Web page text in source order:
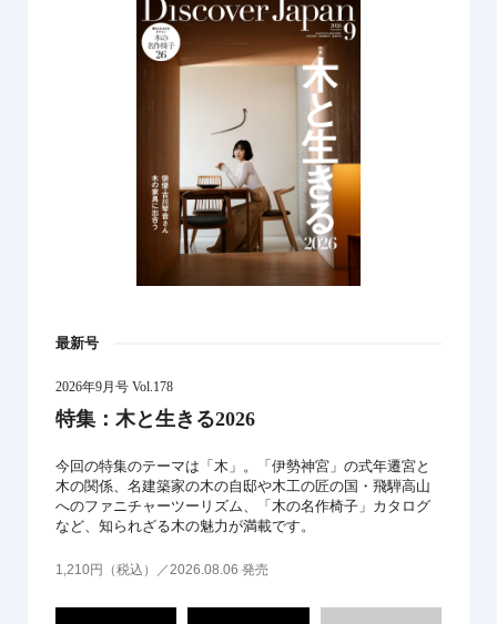
最新号
2026年9月号 Vol.178
特集：木と生きる2026
今回の特集のテーマは「木」。「伊勢神宮」の式年遷宮と
木の関係、名建築家の木の自邸や木工の匠の国・飛騨高山
へのファニチャーツーリズム、「木の名作椅子」カタログ
など、知られざる木の魅力が満載です。
1,210円（税込）／2026.08.06 発売